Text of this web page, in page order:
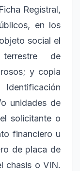
Registral,
en los
social el
de
y copia
unidades de
solicitante o
financiero u
de placa de
chasis o VIN.